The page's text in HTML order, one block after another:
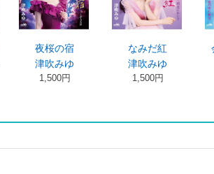
の宿
会津なみ